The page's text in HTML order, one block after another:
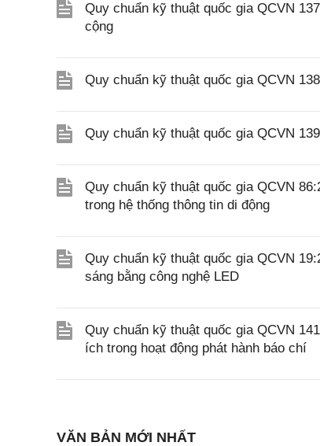
Quy chuẩn kỹ thuật quốc gia QCVN
cộng
Quy chuẩn kỹ thuật quốc gia QCVN
Quy chuẩn kỹ thuật quốc gia QCVN
Quy chuẩn kỹ thuật quốc gia QCVN
trong hệ thống thông tin di động
Quy chuẩn kỹ thuật quốc gia QCVN
sáng bằng công nghệ LED
Quy chuẩn kỹ thuật quốc gia QCVN
ích trong hoạt động phát hành báo chí
VĂN BẢN MỚI NHẤT